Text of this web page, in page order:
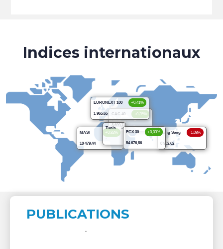
Indices internationaux
CAC 40 +0,35%
8 699,71
EURONEXT 100 +0,41%
1 965,65
MASI +0,82%
18 479,44
Hang Seng -1,08%
8 902,62
Tunis -
-
EGX 30 +0,03%
54 676,86
PUBLICATIONS
-